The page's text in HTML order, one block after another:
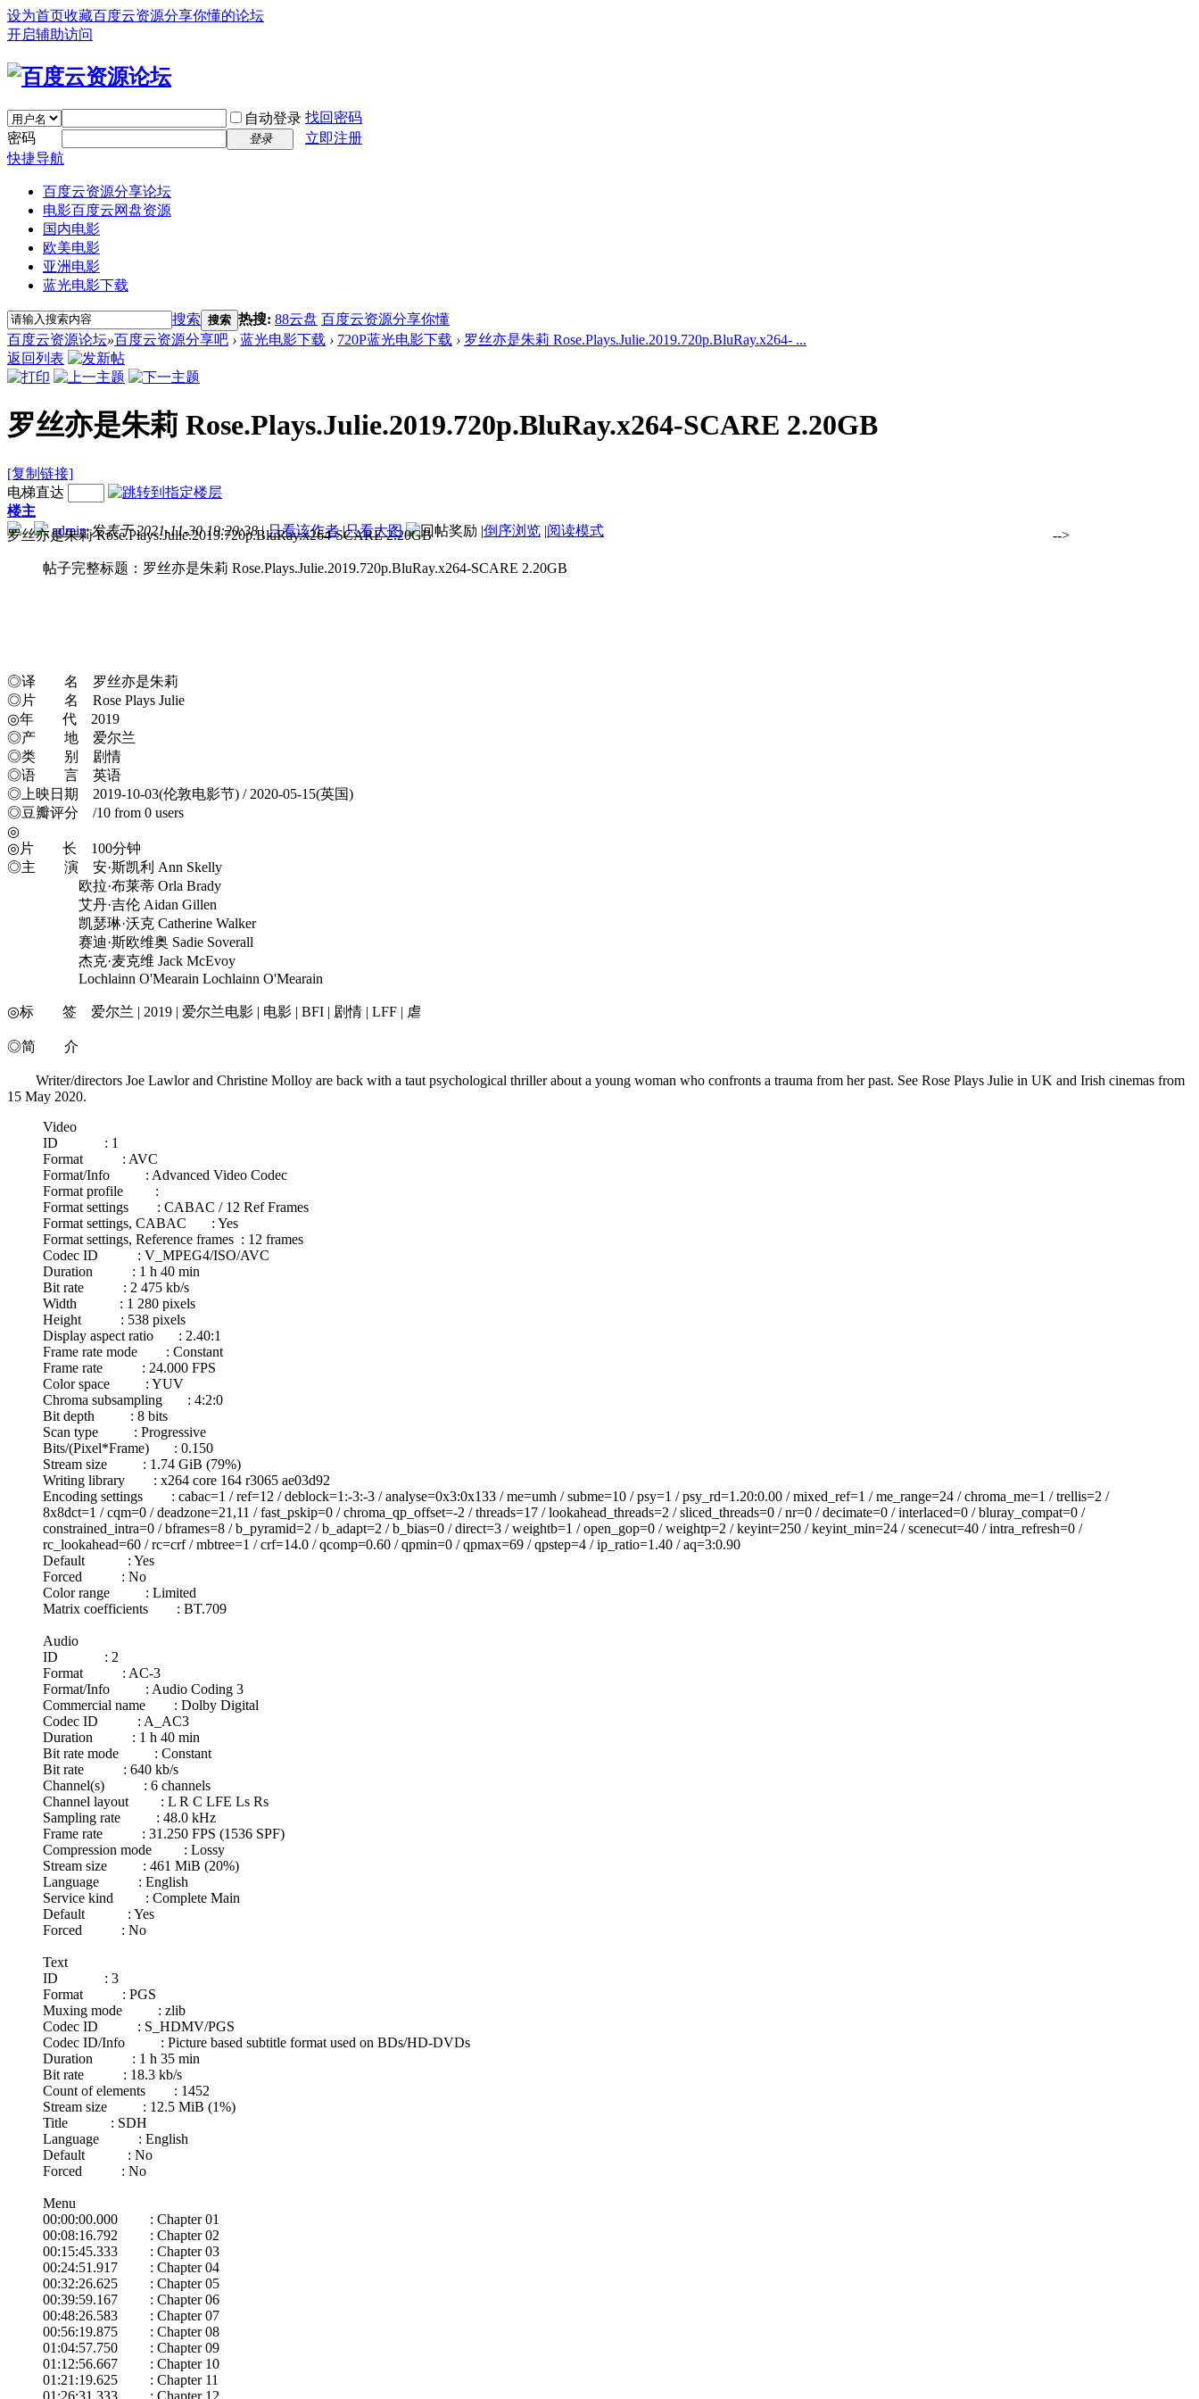
设为首页收藏百度云资源分享你懂的论坛
开启辅助访问
自动登录 找回密码
密码
登录
立即注册
快捷导航
百度云资源分享论坛
电影百度云网盘资源
国内电影
欧美电影
亚洲电影
蓝光电影下载
搜索 搜索 热搜: 88云盘 百度云资源分享你懂
百度云资源论坛»百度云资源分享吧 › 蓝光电影下载 › 720P蓝光电影下载 › 罗丝亦是朱莉 Rose.Plays.Julie.2019.720p.BluRay.x264- ...
返回列表
罗丝亦是朱莉 Rose.Plays.Julie.2019.720p.BluRay.x264-SCARE 2.20GB
[复制链接]
电梯直达
楼主
admin 发表于 2021-11-30 19:20:38 | 只看该作者 |只看大图 |倒序浏览 |阅读模式
罗丝亦是朱莉 Rose.Plays.Julie.2019.720p.BluRay.x264-SCARE 2.20GB -->
帖子完整标题：罗丝亦是朱莉 Rose.Plays.Julie.2019.720p.BluRay.x264-SCARE 2.20GB
◎译 名 罗丝亦是朱莉
◎片 名 Rose Plays Julie
◎年 代 2019
◎产 地 爱尔兰
◎类 别 剧情
◎语 言 英语
◎上映日期 2019-10-03(伦敦电影节) / 2020-05-15(英国)
◎豆瓣评分 /10 from 0 users
◎
◎片 长 100分钟
◎主 演 安·斯凯利 Ann Skelly
欧拉·布莱蒂 Orla Brady
艾丹·吉伦 Aidan Gillen
凯瑟琳·沃克 Catherine Walker
赛迪·斯欧维奥 Sadie Soverall
杰克·麦克维 Jack McEvoy
Lochlainn O'Mearain Lochlainn O'Mearain
◎标 签 爱尔兰 | 2019 | 爱尔兰电影 | 电影 | BFI | 剧情 | LFF | 虐
◎简 介
Writer/directors Joe Lawlor and Christine Molloy are back with a taut psychological thriller about a young woman who confronts a trauma from her past. See Rose Plays Julie in UK and Irish cinemas from
15 May 2020.
Video
ID : 1
Format : AVC
Format/Info : Advanced Video Codec
Format profile :
Format settings : CABAC / 12 Ref Frames
Format settings, CABAC : Yes
Format settings, Reference frames : 12 frames
Codec ID : V_MPEG4/ISO/AVC
Duration : 1 h 40 min
Bit rate : 2 475 kb/s
Width : 1 280 pixels
Height : 538 pixels
Display aspect ratio : 2.40:1
Frame rate mode : Constant
Frame rate : 24.000 FPS
Color space : YUV
Chroma subsampling : 4:2:0
Bit depth : 8 bits
Scan type : Progressive
Bits/(Pixel*Frame) : 0.150
Stream size : 1.74 GiB (79%)
Writing library : x264 core 164 r3065 ae03d92
Encoding settings : cabac=1 / ref=12 / deblock=1:-3:-3 / analyse=0x3:0x133 / me=umh / subme=10 / psy=1 / psy_rd=1.20:0.00 / mixed_ref=1 / me_range=24 / chroma_me=1 / trellis=2 /
8x8dct=1 / cqm=0 / deadzone=21,11 / fast_pskip=0 / chroma_qp_offset=-2 / threads=17 / lookahead_threads=2 / sliced_threads=0 / nr=0 / decimate=0 / interlaced=0 / bluray_compat=0 /
constrained_intra=0 / bframes=8 / b_pyramid=2 / b_adapt=2 / b_bias=0 / direct=3 / weightb=1 / open_gop=0 / weightp=2 / keyint=250 / keyint_min=24 / scenecut=40 / intra_refresh=0 /
rc_lookahead=60 / rc=crf / mbtree=1 / crf=14.0 / qcomp=0.60 / qpmin=0 / qpmax=69 / qpstep=4 / ip_ratio=1.40 / aq=3:0.90
Default : Yes
Forced : No
Color range : Limited
Matrix coefficients : BT.709
Audio
ID : 2
Format : AC-3
Format/Info : Audio Coding 3
Commercial name : Dolby Digital
Codec ID : A_AC3
Duration : 1 h 40 min
Bit rate mode : Constant
Bit rate : 640 kb/s
Channel(s) : 6 channels
Channel layout : L R C LFE Ls Rs
Sampling rate : 48.0 kHz
Frame rate : 31.250 FPS (1536 SPF)
Compression mode : Lossy
Stream size : 461 MiB (20%)
Language : English
Service kind : Complete Main
Default : Yes
Forced : No
Text
ID : 3
Format : PGS
Muxing mode : zlib
Codec ID : S_HDMV/PGS
Codec ID/Info : Picture based subtitle format used on BDs/HD-DVDs
Duration : 1 h 35 min
Bit rate : 18.3 kb/s
Count of elements : 1452
Stream size : 12.5 MiB (1%)
Title : SDH
Language : English
Default : No
Forced : No
Menu
00:00:00.000 : Chapter 01
00:08:16.792 : Chapter 02
00:15:45.333 : Chapter 03
00:24:51.917 : Chapter 04
00:32:26.625 : Chapter 05
00:39:59.167 : Chapter 06
00:48:26.583 : Chapter 07
00:56:19.875 : Chapter 08
01:04:57.750 : Chapter 09
01:12:56.667 : Chapter 10
01:21:19.625 : Chapter 11
01:26:31.333 : Chapter 12